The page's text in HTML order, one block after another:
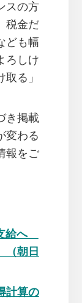
スの方
税金だ
ども幅
ろしけ
る」
き掲載
変わる
報をご
給へ
（朝日
計算の